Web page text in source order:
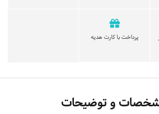
پرداخت با کارت هدیه
و توضیحات